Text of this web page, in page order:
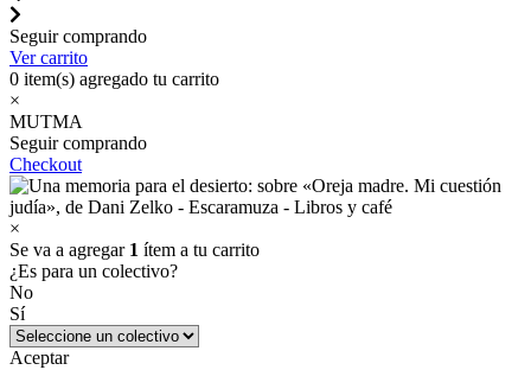
Seguir comprando
Ver carrito
0 item(s) agregado tu carrito
×
MUTMA
Seguir comprando
Checkout
×
Se va a agregar 1 ítem a tu carrito
¿Es para un colectivo?
No
Sí
Aceptar